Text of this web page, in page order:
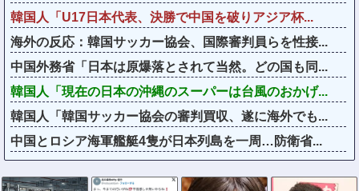
韓国人「U17日本代表、決勝で中国を破りアジア杯...
海外の反応：韓国サッカー協会、国際審判員らを性接...
中国外務省「日本は原爆落とされて当然。どの国も同...
韓国人「現在の日本の沖縄のスーパーは台風のおかげ...
韓国人「韓国サッカー協会の審判買収、遂に海外でも...
中国とロシア海軍艦艇4隻が日本列島を一周…防衛省...